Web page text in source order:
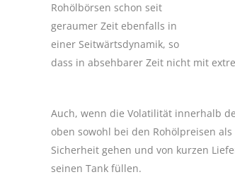
Rohölbörsen schon seit
geraumer Zeit ebenfalls in
einer Seitwärtsdynamik, so
dass in absehbarer Zeit nicht mit
Auch, wenn die Volatilität innerhalb
oben sowohl bei den Rohölpreisen
Sicherheit gehen und von kurzen
seinen Tank füllen.